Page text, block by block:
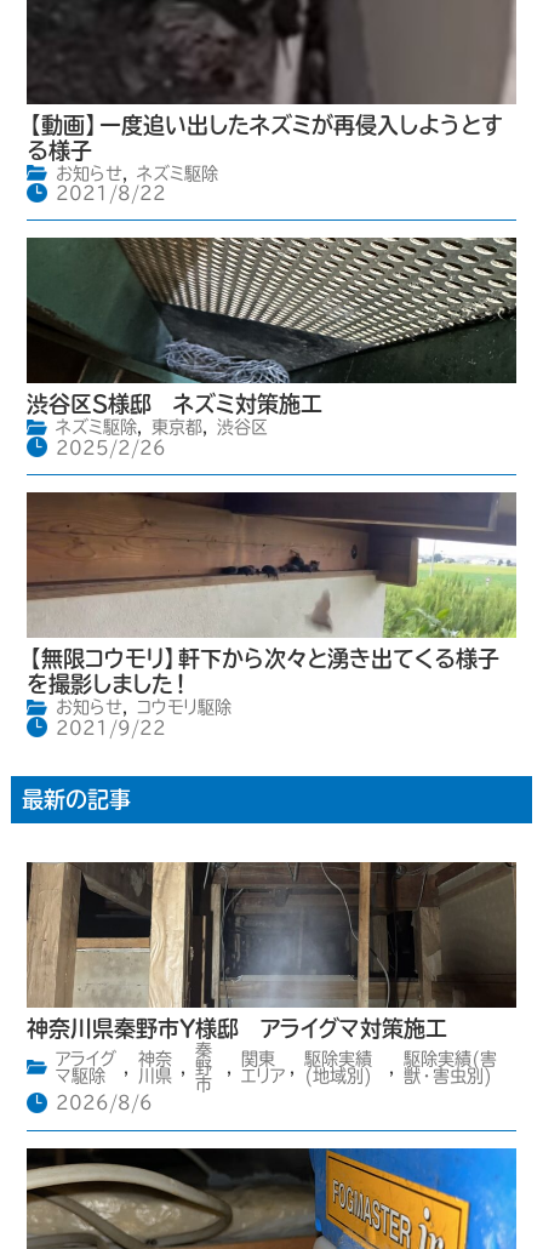
【動画】一度追い出したネズミが再侵入しようとす
る様子
お知らせ,
ネズミ駆除
2021/8/22
渋谷区S様邸 ネズミ対策施工
ネズミ駆除, 東京都,
渋谷区
2025/2/26
【無限コウモリ】軒下から次々と湧き出てくる様子
を撮影しました！
お知らせ,
コウモリ駆除
2021/9/22
最新の記事
神奈川県秦野市Y様邸 アライグマ対策施工
アライグ
マ駆除
,
神奈
川県 ,
秦
野
市
,
関東
エリア ,
駆除実績
(地域別)
,
駆除実績(害
獣・害虫別)
2026/8/6